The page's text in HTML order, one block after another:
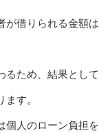
が借りられる金額は
るため、結果として
す。
個人のローン負担を